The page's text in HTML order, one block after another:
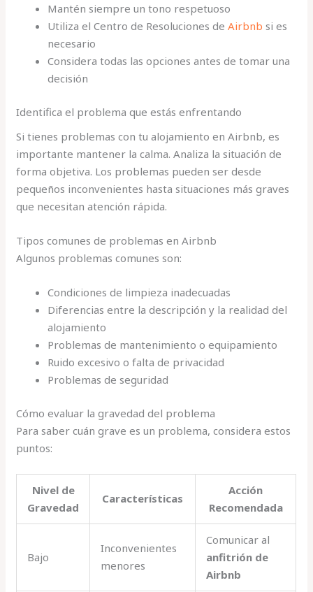
Mantén siempre un tono respetuoso
Utiliza el Centro de Resoluciones deAirbnb si es
necesario
Considera todas las opciones antes de tomar una
decisión
Identifica el problema que estás enfrentando
Si tienes problemas con tu alojamiento en Airbnb, es
importante mantener la calma. Analiza la situación de
forma objetiva. Los problemas pueden ser desde
pequeños inconvenientes hasta situaciones más graves
que necesitan atención rápida.
Tipos comunes de problemas en Airbnb
Algunos problemas comunes son:
Condiciones de limpieza inadecuadas
Diferencias entre la descripción y la realidad del
alojamiento
Problemas de mantenimiento o equipamiento
Ruido excesivo o falta de privacidad
Problemas de seguridad
Cómo evaluar la gravedad del problema
Para saber cuán grave es un problema, considera estos
puntos:
Nivel de
Gravedad
Características
Acción
Recomendada
Bajo
Inconvenientes
menores
Comunicar al
anfitrión de
Airbnb